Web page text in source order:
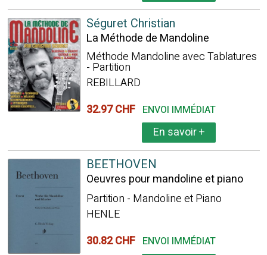
Séguret Christian
La Méthode de Mandoline
Méthode Mandoline avec Tablatures
- Partition
REBILLARD
32.97 CHF ENVOI IMMÉDIAT
En savoir+
BEETHOVEN
Oeuvres pour mandoline et piano
Partition - Mandoline et Piano
HENLE
30.82 CHF ENVOI IMMÉDIAT